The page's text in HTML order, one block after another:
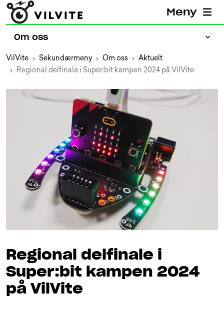
Meny
Om oss
Jobb hos VilVite
Prosjekter
Bærekraftig VilVite
Eiere og styret
Kontakt oss
VilVite Sekundærmeny Om oss
Aktuelt
Regional delfinale i Super:bit kampen 2024 på VilVite
Regional delfinale i
Super:bit kampen 2024
på VilVite